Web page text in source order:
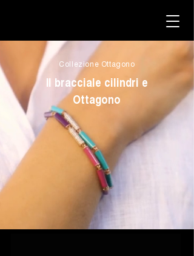
Collezione Ottagono
Il bracciale cilindri e
Ottagono